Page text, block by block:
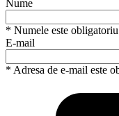
Nume
* Numele este obligatoriu
E-mail
* Adresa de e-mail este